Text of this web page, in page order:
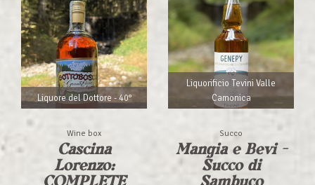
Liquore del Dottore - 40°
Liquorificio Tevini Valle
Camonica
Wine box
Cascina
Lorenzo:
COMPLETE
Succo
Mangia e Bevi -
Succo di
Sambuco